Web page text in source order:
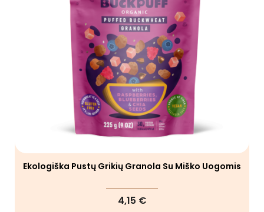
Ekologiška Pustų Grikių Granola Su Miško Uogomis
4,15 €